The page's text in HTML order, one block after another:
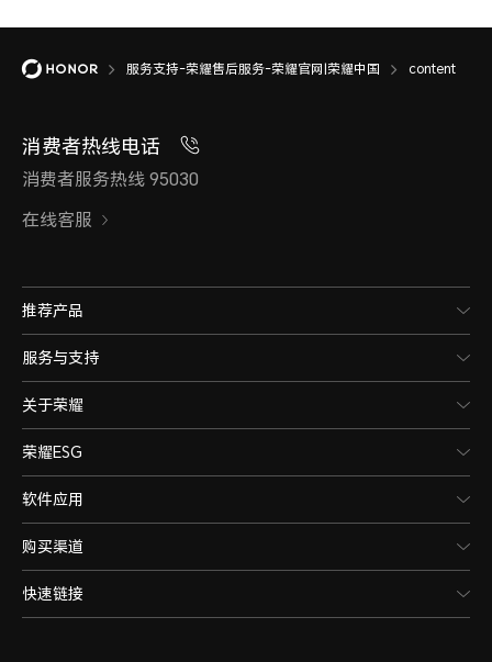
服务支持-荣耀售后服务-荣耀官网|荣耀中国 content
消费者热线电话
消费者服务热线 95030
在线客服
推荐产品
服务与支持
关于荣耀
荣耀ESG
软件应用
购买渠道
快速链接